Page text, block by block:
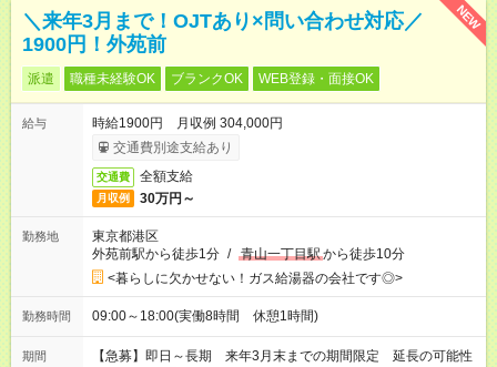
NEW
＼来年3月まで！OJTあり×問い合わせ対応／
1900円！外苑前
派遣 職種未経験OK ブランクOK WEB登録・面接OK
給与
時給1900円 月収例 304,000円
交通費別途支給あり
交通費 全額支給
月収例 30万円～
勤務地
東京都港区
外苑前駅から徒歩1分 / 青山一丁目駅から徒歩10分
<暮らしに欠かせない！ガス給湯器の会社です◎>
勤務時間 09:00～18:00(実働8時間 休憩1時間)
期間
【急募】即日～長期 来年3月末までの期間限定 延長の可能性